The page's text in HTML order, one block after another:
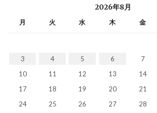
2026年8月
月 火 水 木 金
3
4 5 6 7
10
11 12 13 14
17
18 19 20 21
24
25 26 27 28